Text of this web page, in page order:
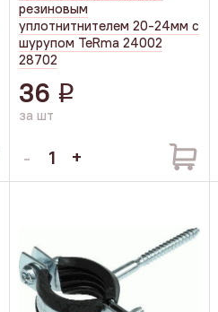
резиновым
уплотнитнителем 20-24мм с
шурупом TeRma 24002
28702
36 q
за шт